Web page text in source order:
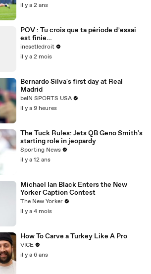
il y a 2 ans
POV : Tu crois que ta période d’essai
est finie…
inesetledroit
il y a 2 mois
Bernardo Silva's first day at Real
Madrid
beIN SPORTS USA
il y a 9 heures
The Tuck Rules: Jets QB Geno Smith's
starting role in jeopardy
Sporting News
il y a 12 ans
Michael Ian Black Enters the New
Yorker Caption Contest
The New Yorker
il y a 4 mois
How To Carve a Turkey Like A Pro
VICE
il y a 6 ans